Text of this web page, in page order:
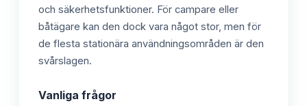
och säkerhetsfunktioner. För campare eller
båtägare kan den dock vara något stor, men för
de flesta stationära användningsområden är den
svårslagen.
Vanliga frågor